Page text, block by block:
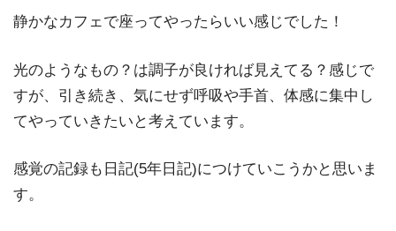
静かなカフェで座ってやったらいい感じでした！
光のようなもの？は調子が良ければ見えてる？感じで
すが、引き続き、気にせず呼吸や手首、体感に集中し
てやっていきたいと考えています。
感覚の記録も日記(5年日記)につけていこうかと思いま
す。